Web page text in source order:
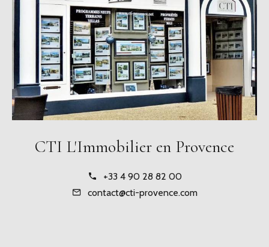
CTI L'Immobilier en Provence
+33 4 90 28 82 00
contact@cti-provence.com